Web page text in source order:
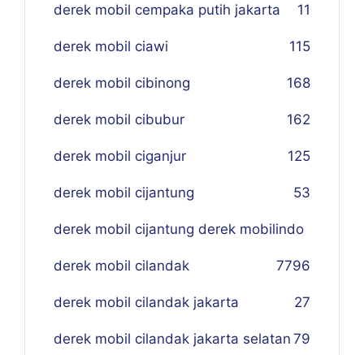
derek mobil cempaka putih jakarta 11
derek mobil ciawi 115
derek mobil cibinong 168
derek mobil cibubur 162
derek mobil ciganjur 125
derek mobil cijantung 53
derek mobil cijantung derek mobilindo
96
derek mobil cilandak 77
derek mobil cilandak jakarta 27
derek mobil cilandak jakarta selatan 79